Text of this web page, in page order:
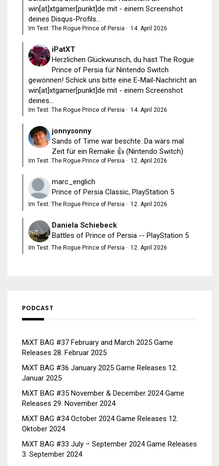
win[at]xtgamer[punkt]de mit - einem Screenshot
deines Disqus-Profils...
Im Test: The Rogue Prince of Persia · 14. April 2026
iPatXT
Herzlichen Glückwunsch, du hast The Rogue
Prince of Persia für Nintendo Switch
gewonnen! Schick uns bitte eine E-Mail-Nachricht an
win[at]xtgamer[punkt]de mit - einem Screenshot
deines...
Im Test: The Rogue Prince of Persia · 14. April 2026
jonnysonny
Sands of Time war beschte. Da wärs mal
Zeit für ein Remake 👍 (Nintendo Switch)
Im Test: The Rogue Prince of Persia · 12. April 2026
marc_englich
Prince of Persia Classic, PlayStation 5
Im Test: The Rogue Prince of Persia · 12. April 2026
Daniela Schiebeck
Battles of Prince of Persia -- PlayStation 5
Im Test: The Rogue Prince of Persia · 12. April 2026
PODCAST
MiXT BAG #37 February and March 2025 Game
Releases 28. Februar 2025
MiXT BAG #36 January 2025 Game Releases 12.
Januar 2025
MiXT BAG #35 November & December 2024 Game
Releases 29. November 2024
MiXT BAG #34 October 2024 Game Releases 12.
Oktober 2024
MiXT BAG #33 July – September 2024 Game Releases
3. September 2024